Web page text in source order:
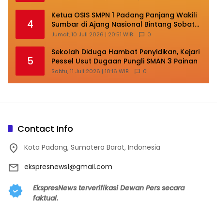
4
Ketua OSIS SMPN 1 Padang Panjang Wakili
Sumbar di Ajang Nasional Bintang Sobat
SMP
Jumat, 10 Juli 2026 | 20:51 WIB 0
5
Sekolah Diduga Hambat Penyidikan, Kejari
Pessel Usut Dugaan Pungli SMAN 3 Painan
Sabtu, 11 Juli 2026 | 10:16 WIB 0
Contact Info
Kota Padang, Sumatera Barat, Indonesia
ekspresnews1@gmail.com
EkspresNews terverifikasi Dewan Pers secara
faktual.